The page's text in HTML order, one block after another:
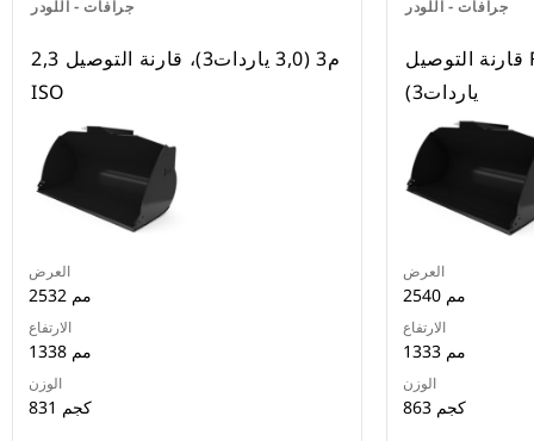
جرافات - اللودر
2,3 م3 (3,0 ياردات3)، قارنة التوصيل
ISO
العرض
2532 مم
الارتفاع
1338 مم
الوزن
831 كجم
جرافات - اللودر
قارنة التوصيل Fusion™ 2,3 م3 (3,0
ياردات3)
العرض
2540 مم
الارتفاع
1333 مم
الوزن
863 كجم